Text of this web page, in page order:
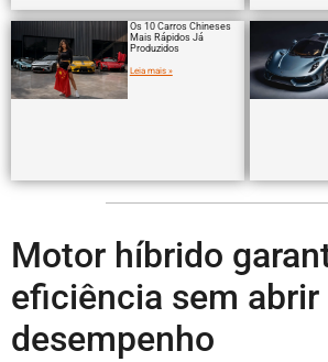
Os 10 Carros Chineses
Mais Rápidos Já
Produzidos
Leia mais »
Motor híbrido
eficiência sem abrir
desempenho